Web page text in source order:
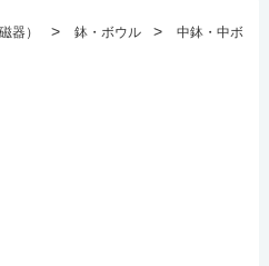
器） > 鉢・ボウル >
中鉢・中ボ